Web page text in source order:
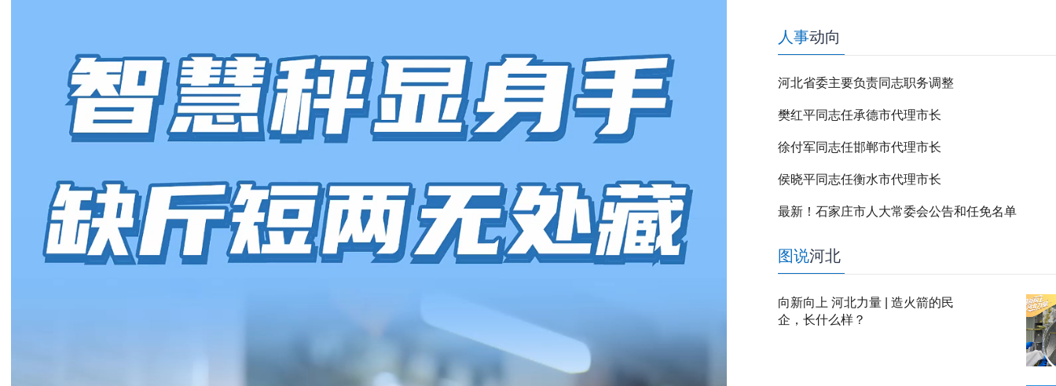
人事动向
河北省委主要负责同志职务调整
樊红平同志任承德市代理市长
徐付军同志任邯郸市代理市长
侯晓平同志任衡水市代理市长
最新！石家庄市人大常委会公告和任免名单
图说河北
向新向上 河北力量 | 造火箭的民
企，长什么样？